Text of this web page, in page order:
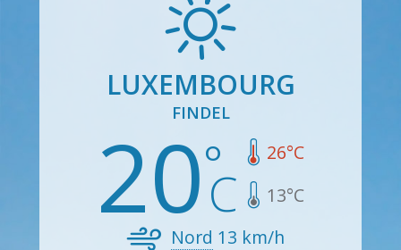
LUXEMBOURG
FINDEL
20 26°C
13°C
Nord 13 km/h